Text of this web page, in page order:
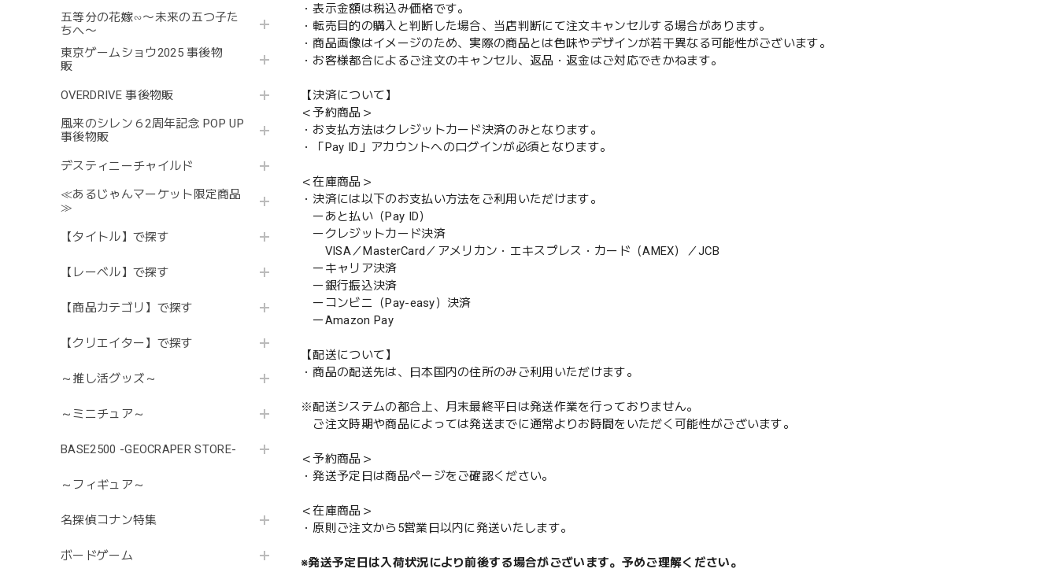
五等分の花嫁∽〜未来の五つ子た
ちへ〜
東京ゲームショウ2025 事後物
販
OVERDRIVE 事後物販
風来のシレン６2周年記念 POP UP
事後物販
デスティニーチャイルド
≪あるじゃんマーケット限定商品
≫
【タイトル】で探す
【レーベル】で探す
【商品カテゴリ】で探す
【クリエイター】で探す
～推し活グッズ～
～ミニチュア～
BASE2500 -GEOCRAPER STORE-
～フィギュア～
名探偵コナン特集
ボードゲーム
・表示金額は税込み価格です。
・転売目的の購入と判断した場合、当店判断にて注文キャンセルする場合があります。
・商品画像はイメージのため、実際の商品とは色味やデザインが若干異なる可能性がございます。
・お客様都合によるご注文のキャンセル、返品・返金はご対応できかねます。
【決済について】
＜予約商品＞
・お支払方法はクレジットカード決済のみとなります。
・「Pay ID」アカウントへのログインが必須となります。
＜在庫商品＞
・決済には以下のお支払い方法をご利用いただけます。
ーあと払い（Pay ID）
ークレジットカード決済
VISA／MasterCard／アメリカン・エキスプレス・カード（AMEX）／JCB
ーキャリア決済
ー銀行振込決済
ーコンビニ（Pay-easy）決済
ーAmazon Pay
【配送について】
・商品の配送先は、日本国内の住所のみご利用いただけます。
※配送システムの都合上、月末最終平日は発送作業を行っておりません。
ご注文時期や商品によっては発送までに通常よりお時間をいただく可能性がございます。
＜予約商品＞
・発送予定日は商品ページをご確認ください。
＜在庫商品＞
・原則ご注文から5営業日以内に発送いたします。
※発送予定日は入荷状況により前後する場合がございます。予めご理解ください。